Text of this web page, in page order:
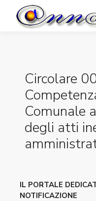
Circolare
Comunale
degli atti
IL PORTALE
NOTIFICAZIONE